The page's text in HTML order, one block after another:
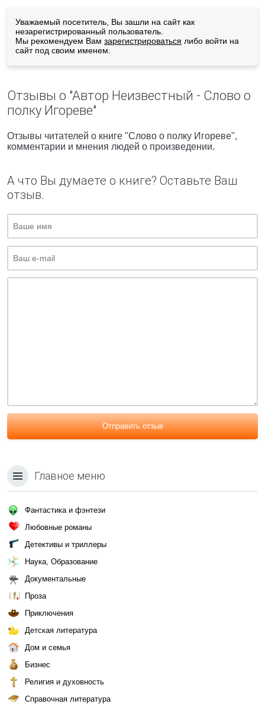
Уважаемый посетитель, Вы зашли на сайт как
незарегистрированный пользователь.
Мы рекомендуем Вам зарегистрироваться либо войти на
сайт под своим именем.
Отзывы о "Автор Неизвестный - Слово о
полку Игореве"
Отзывы читателей о книге "Слово о полку Игореве",
комментарии и мнения людей о произведении.
А что Вы думаете о книге? Оставьте Ваш
отзыв.
Отправить отзыв
Главное меню
Фантастика и фэнтези
Любовные романы
Детективы и триллеры
Наука, Образование
Документальные
Проза
Приключения
Детская литература
Дом и семья
Бизнес
Религия и духовность
Справочная литература